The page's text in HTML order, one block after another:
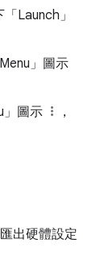
Launch」
」 圖示
圖示
，
出硬體設定